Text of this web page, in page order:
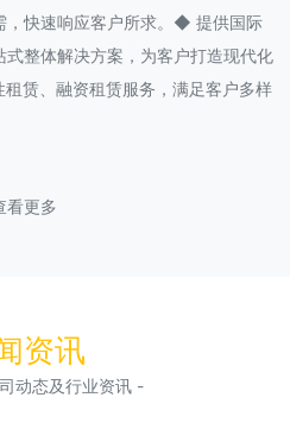
，快速响应客户所求。◆ 提供国际
整体解决方案，为客户打造现代化
赁、融资租赁服务，满足客户多样
看更多
资讯
动态及行业资讯 -